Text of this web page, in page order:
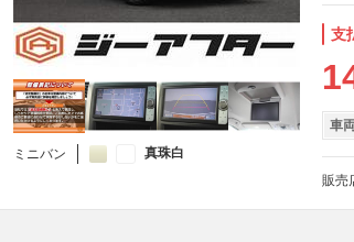
ミニバン 真珠白
支
車
販売